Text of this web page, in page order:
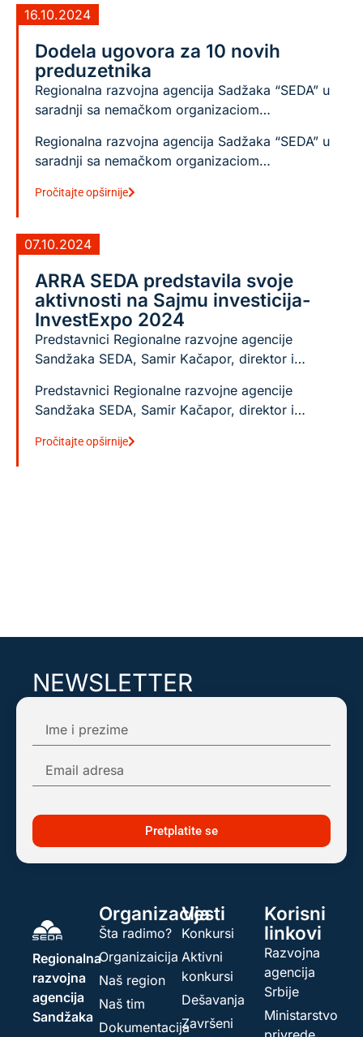
16.10.2024
Dodela ugovora za 10 novih
preduzetnika
Regionalna razvojna agencija Sadžaka “SEDA” u
saradnji sa nemačkom organizaciom…
Regionalna razvojna agencija Sadžaka “SEDA” u
saradnji sa nemačkom organizaciom…
Pročitajte opširnije
07.10.2024
ARRA SEDA predstavila svoje
aktivnosti na Sajmu investicija-
InvestExpo 2024
Predstavnici Regionalne razvojne agencije
Sandžaka SEDA, Samir Kačapor, direktor i…
Predstavnici Regionalne razvojne agencije
Sandžaka SEDA, Samir Kačapor, direktor i…
Pročitajte opširnije
NEWSLETTER
dobijali obaveštenja o najnovijim dešavanjima!
Pretplatite se
Regionalna
razvojna
agencija
Sandžaka
Organizacija
Šta radimo?
Organizaicija
Naš region
Naš tim
Dokumentacija
Vesti
Konkursi
Aktivni
konkursi
Dešavanja
Završeni
Korisni
linkovi
Razvojna
agencija
Srbije
Ministarstvo